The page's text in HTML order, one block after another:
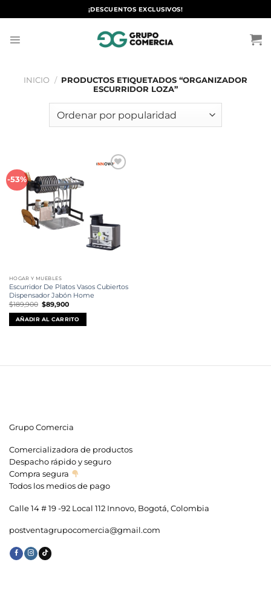
al
¡DESCUENTOS EXCLUSIVOS!
INICIO / PRODUCTOS ETIQUETADOS “ORGANIZADOR
ESCURRIDOR LOZA”
-53%
HOGAR Y MUEBLES
Escurridor De Platos Vasos Cubiertos
Dispensador Jabón Home
$189,900 El
precio
original
era:
$189,900.
$89,900El
actual
es:
$89,900.
AÑADIR AL CARRITO
Grupo Comercia
Comercializadora de productos
Despacho rápido y seguro
Compra segura
Todos los medios de pago
Calle 14 # 19 -92 Local 112 Innovo, Bogotá, Colombia
postventagrupocomercia@gmail.com